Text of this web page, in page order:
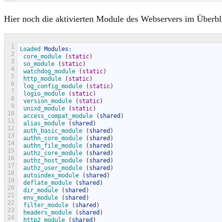
Hier noch die aktivierten Module des Webservers im
1
2
3
4
5
6
7
8
9
10
11
12
13
14
15
16
17
18
19
20
21
22
23
24
Loaded Modules :
core_module
( static)
so_module
( static)
watchdog_module
( static)
http_module
( static)
log_config_module
( static)
logio_module
( static)
version_module
( static)
unixd_module
( static)
access_compat_module
( shared )
alias_module
( shared )
auth_basic_module
( shared )
authn_core_module
( shared )
authn_file_module
( shared )
authz_core_module
( shared )
authz_host_module
( shared )
authz_user_module
( shared )
autoindex_module
( shared )
deflate_module
( shared )
dir_module
( shared )
env_module
( shared )
filter_module
( shared )
headers_module
( shared )
http2_module
( shared )